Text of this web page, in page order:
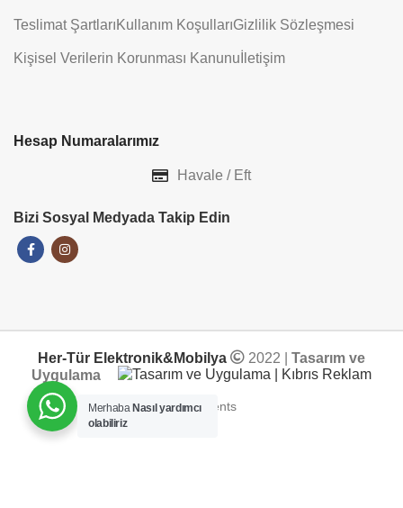
Teslimat ŞartlarıKullanım KoşullarıGizlilik Sözleşmesi
Kişisel Verilerin Korunması Kanunu İletişim
Hesap Numaralarımız
Havale / Eft
Bizi Sosyal Medyada Takip Edin
Her-Tür Elektronik&Mobilya 2022 | Tasarım ve
Uygulama
Merhaba Nasıl yardımcı
olabiliriz